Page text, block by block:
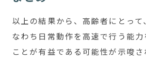
以上の結果から、高齢者にとって
なわち日常動作を高速で行う能
ことが有益である可能性が示唆さ